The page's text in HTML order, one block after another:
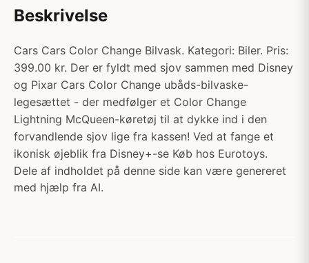
Beskrivelse
Cars Cars Color Change Bilvask. Kategori: Biler. Pris:
399.00 kr. Der er fyldt med sjov sammen med Disney
og Pixar Cars Color Change ubåds-bilvaske-
legesættet - der medfølger et Color Change
Lightning McQueen-køretøj til at dykke ind i den
forvandlende sjov lige fra kassen! Ved at fange et
ikonisk øjeblik fra Disney+-se Køb hos Eurotoys.
Dele af indholdet på denne side kan være genereret
med hjælp fra AI.